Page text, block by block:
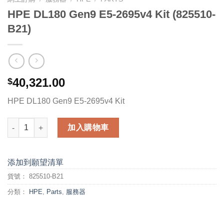
HPE DL180 Gen9 E5-2695v4 Kit (825510-
B21)
$40,321.00
HPE DL180 Gen9 E5-2695v4 Kit
HPE DL180 Gen9 E5-2695v4 Kit (825510-B21) 數量
加入購物車
添加到願望清單
貨號： 825510-B21
分類： HPE, Parts, 服務器